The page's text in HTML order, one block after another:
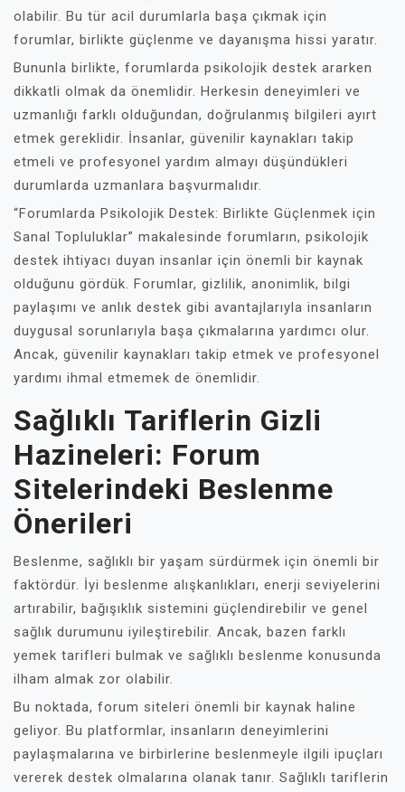
olabilir. Bu tür acil durumlarla başa çıkmak için
forumlar, birlikte güçlenme ve dayanışma hissi yaratır.
Bununla birlikte, forumlarda psikolojik destek ararken
dikkatli olmak da önemlidir. Herkesin deneyimleri ve
uzmanlığı farklı olduğundan, doğrulanmış bilgileri ayırt
etmek gereklidir. İnsanlar, güvenilir kaynakları takip
etmeli ve profesyonel yardım almayı düşündükleri
durumlarda uzmanlara başvurmalıdır.
“Forumlarda Psikolojik Destek: Birlikte Güçlenmek için
Sanal Topluluklar” makalesinde forumların, psikolojik
destek ihtiyacı duyan insanlar için önemli bir kaynak
olduğunu gördük. Forumlar, gizlilik, anonimlik, bilgi
paylaşımı ve anlık destek gibi avantajlarıyla insanların
duygusal sorunlarıyla başa çıkmalarına yardımcı olur.
Ancak, güvenilir kaynakları takip etmek ve profesyonel
yardımı ihmal etmemek de önemlidir.
Sağlıklı Tariflerin Gizli
Hazineleri: Forum
Sitelerindeki Beslenme
Önerileri
Beslenme, sağlıklı bir yaşam sürdürmek için önemli bir
faktördür. İyi beslenme alışkanlıkları, enerji seviyelerini
artırabilir, bağışıklık sistemini güçlendirebilir ve genel
sağlık durumunu iyileştirebilir. Ancak, bazen farklı
yemek tarifleri bulmak ve sağlıklı beslenme konusunda
ilham almak zor olabilir.
Bu noktada, forum siteleri önemli bir kaynak haline
geliyor. Bu platformlar, insanların deneyimlerini
paylaşmalarına ve birbirlerine beslenmeyle ilgili ipuçları
vererek destek olmalarına olanak tanır. Sağlıklı tariflerin